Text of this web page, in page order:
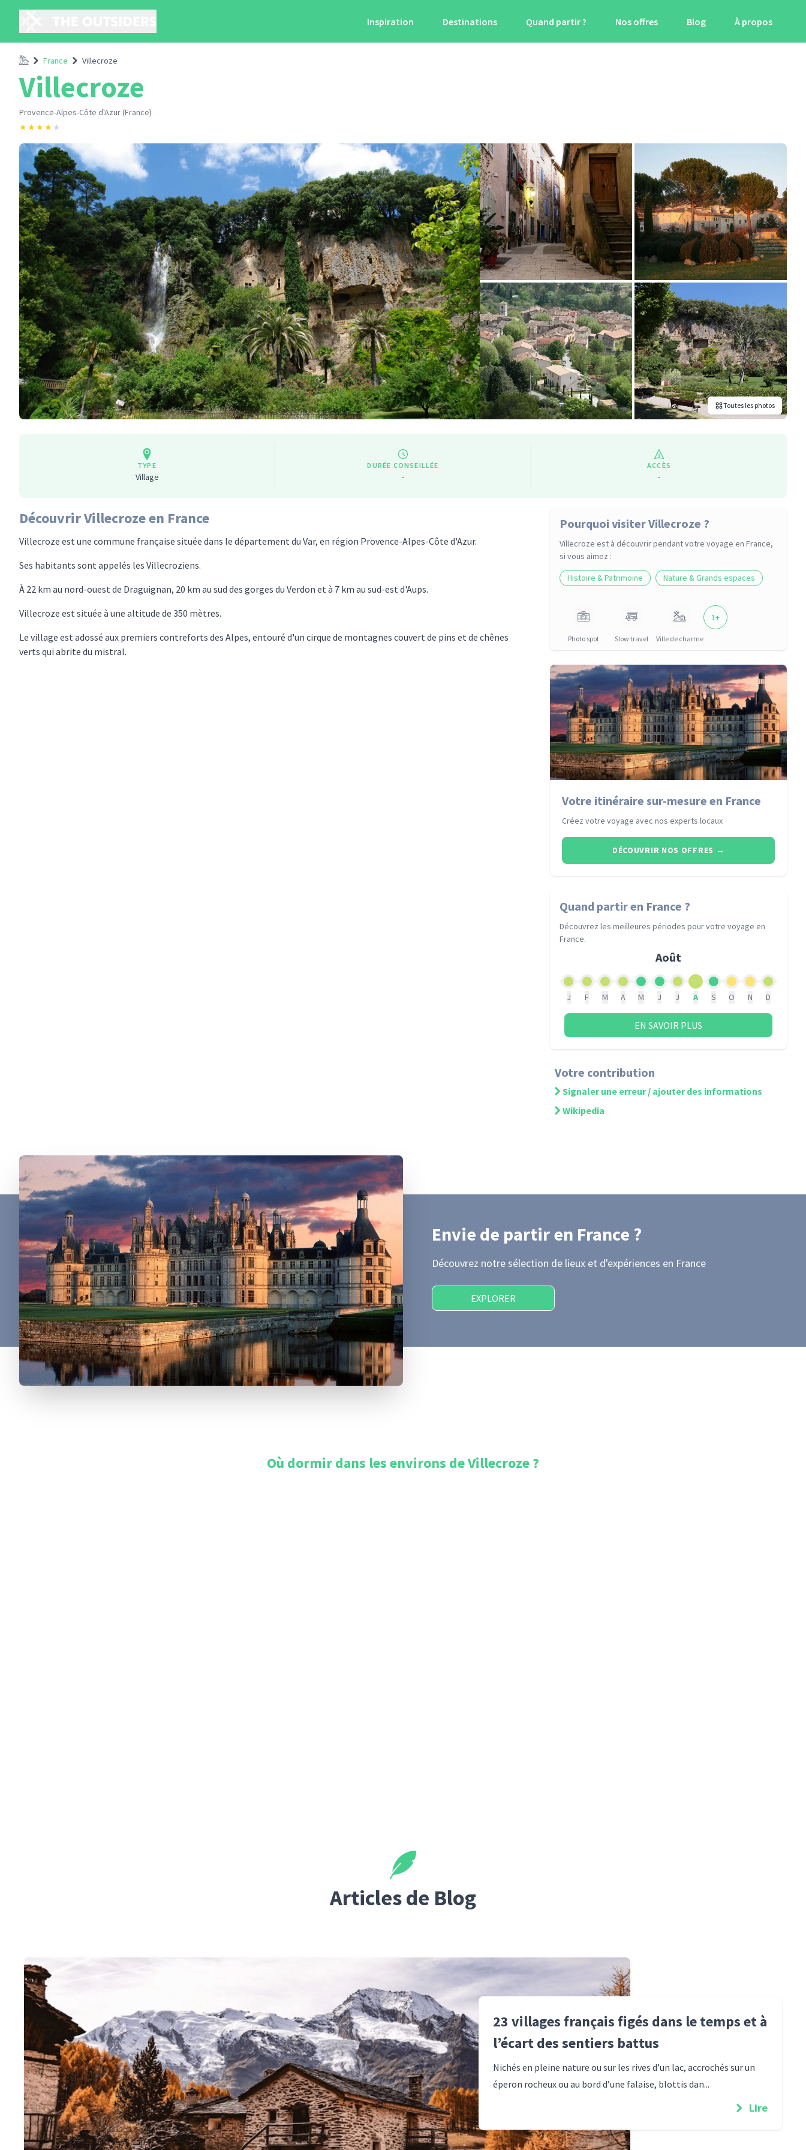
Inspiration Destinations Quand partir ? Nos offres Blog À propos
Accueil
France Villecroze
Villecroze
Provence-Alpes-Côte d'Azur (France)
★★★★ ★
Toutes les photos
TYPE
Village
DURÉE CONSEILLÉE
-
ACCÈS
-
Découvrir Villecroze en France
Villecroze est une commune française située dans le département du Var, en région Provence-Alpes-Côte d'Azur.
Ses habitants sont appelés les Villecroziens.
À 22 km au nord-ouest de Draguignan, 20 km au sud des gorges du Verdon et à 7 km au sud-est d'Aups.
Villecroze est située à une altitude de 350 mètres.
Le village est adossé aux premiers contreforts des Alpes, entouré d'un cirque de montagnes couvert de pins et de chênes
verts qui abrite du mistral.
Pourquoi visiter Villecroze ?
Villecroze est à découvrir pendant votre voyage en France,
si vous aimez :
Histoire & Patrimoine
Nature & Grands espaces
Photo spot Slow travel Ville de charme
1+
Votre itinéraire sur-mesure en France
Créez votre voyage avec nos experts locaux
DÉCOUVRIR NOS OFFRES →
Quand partiren France ?
Découvrez les meilleures périodes pour votre voyageen
France.
Août
J F M A M J J A S O N D
EN SAVOIR PLUS
Votre contribution
Signaler une erreur / ajouter des informations
Wikipedia
Envie de partiren France ?
Découvrez notre sélection de lieux et d'expériences en France
EXPLORER
Où dormir dans les environs deVillecroze?
Articles de Blog
23 villages français figés dans le temps et à
l’écart des sentiers battus
Nichés en pleine nature ou sur les rives d’un lac, accrochés sur un
éperon rocheux ou au bord d’une falaise, blottis dan...
Lire